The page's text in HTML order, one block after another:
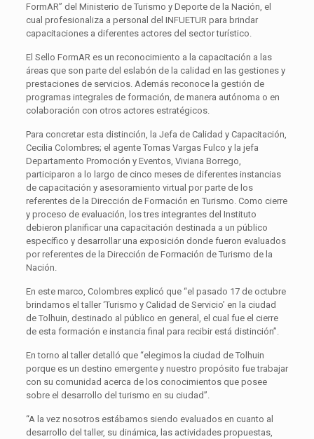
FormAR” del Ministerio de Turismo y Deporte de la Nación, el
cual profesionaliza a personal del INFUETUR para brindar
capacitaciones a diferentes actores del sector turístico.
El Sello FormAR es un reconocimiento a la capacitación a las
áreas que son parte del eslabón de la calidad en las gestiones y
prestaciones de servicios. Además reconoce la gestión de
programas integrales de formación, de manera autónoma o en
colaboración con otros actores estratégicos.
Para concretar esta distinción, la Jefa de Calidad y Capacitación,
Cecilia Colombres; el agente Tomas Vargas Fulco y la jefa
Departamento Promoción y Eventos, Viviana Borrego,
participaron a lo largo de cinco meses de diferentes instancias
de capacitación y asesoramiento virtual por parte de los
referentes de la Dirección de Formación en Turismo. Como cierre
y proceso de evaluación, los tres integrantes del Instituto
debieron planificar una capacitación destinada a un público
específico y desarrollar una exposición donde fueron evaluados
por referentes de la Dirección de Formación de Turismo de la
Nación.
En este marco, Colombres explicó que “el pasado 17 de octubre
brindamos el taller ‘Turismo y Calidad de Servicio’ en la ciudad
de Tolhuin, destinado al público en general, el cual fue el cierre
de esta formación e instancia final para recibir está distinción”.
En torno al taller detalló que “elegimos la ciudad de Tolhuin
porque es un destino emergente y nuestro propósito fue trabajar
con su comunidad acerca de los conocimientos que posee
sobre el desarrollo del turismo en su ciudad”.
“A la vez nosotros estábamos siendo evaluados en cuanto al
desarrollo del taller, su dinámica, las actividades propuestas,